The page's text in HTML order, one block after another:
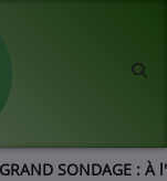
GRAND SONDAGE :